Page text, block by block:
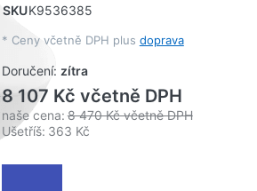
SKUK9536385
* Ceny včetně DPH plus doprava
Doručení: zítra
8 107 Kč včetně DPH
naše cena: 8 470 Kč včetně DPH
Ušetříš: 363 Kč